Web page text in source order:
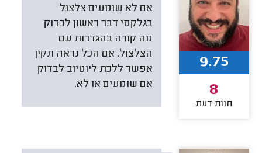
אם לא שומעים צלצול
בגלקסי דבר ראשון לבדוק
מה קורה בהגדרות עם
הצלצול. אם הכל נראה תקין
אפשר ללכת ליוטיוב לבדוק
אם שומעים או לא.
9.75
8
חוות דעת